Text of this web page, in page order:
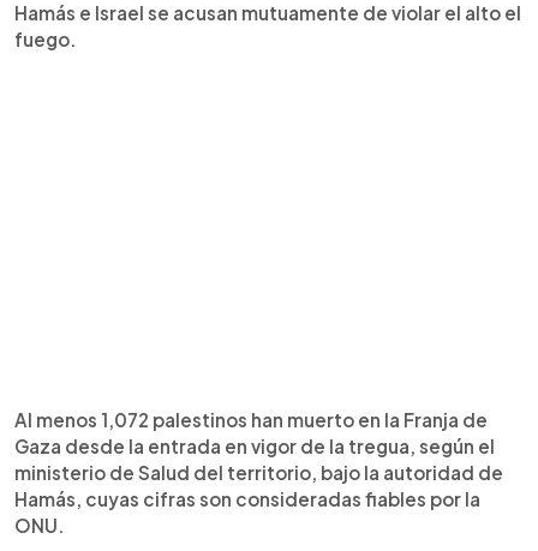
Hamás e Israel se acusan mutuamente de violar el alto el
fuego.
Al menos 1,072 palestinos han muerto en la Franja de
Gaza desde la entrada en vigor de la tregua, según el
ministerio de Salud del territorio, bajo la autoridad de
Hamás, cuyas cifras son consideradas fiables por la
ONU.